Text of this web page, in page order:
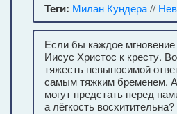
Теги: Милан Кундера//
Если бы каждое
Иисус Христос к кресту.
тяжесть невыносимой
самым тяжким бременем. А
могут предстать перед
а лёгкость